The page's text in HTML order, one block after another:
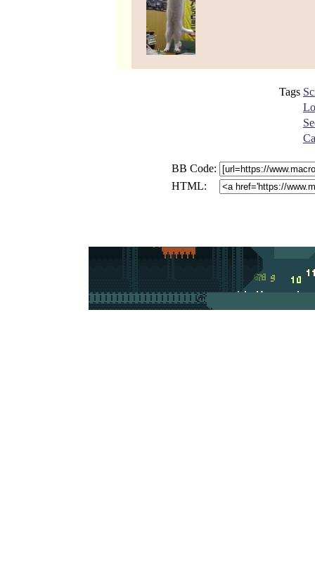
Tags
BB Code:
HTML: